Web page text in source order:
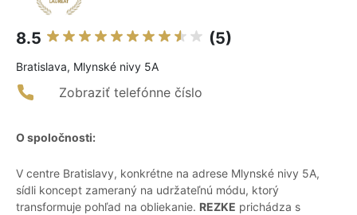
8.5 (5)
Bratislava, Mlynské nivy 5A
Zobraziť telefónne číslo
O spoločnosti:
V centre Bratislavy, konkrétne na adrese Mlynské nivy 5A,
sídli koncept zameraný na udržateľnú módu, ktorý
transformuje pohľad na obliekanie. REZKE prichádza s